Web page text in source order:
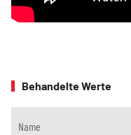
Behandelte Werte
Name